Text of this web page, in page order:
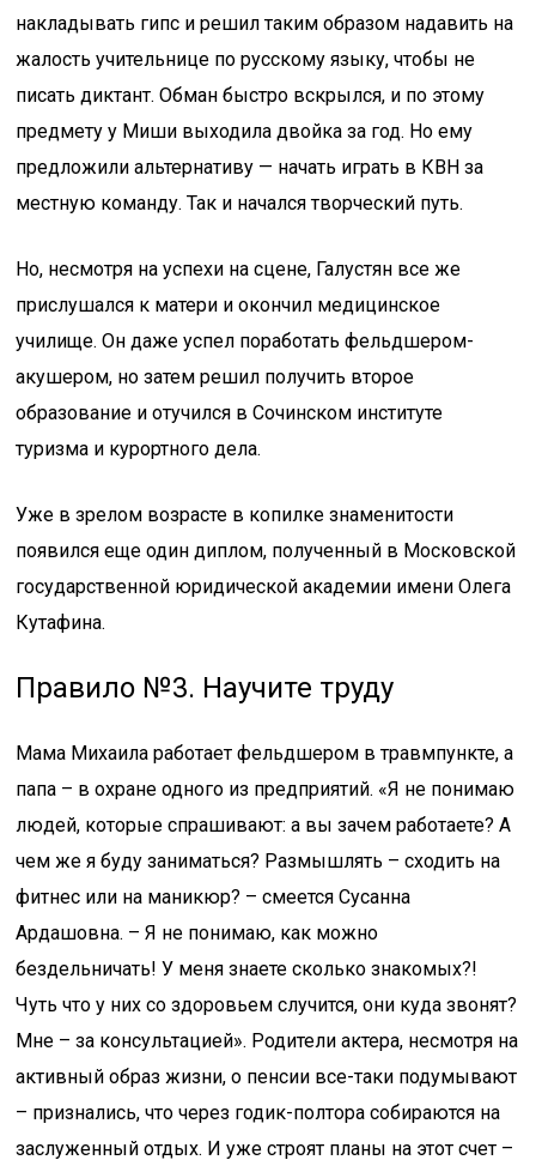
накладывать гипс и решил таким образом надавить на
жалость учительнице по русскому языку, чтобы не
писать диктант. Обман быстро вскрылся, и по этому
предмету у Миши выходила двойка за год. Но ему
предложили альтернативу — начать играть в КВН за
местную команду. Так и начался творческий путь.
Но, несмотря на успехи на сцене, Галустян все же
прислушался к матери и окончил медицинское
училище. Он даже успел поработать фельдшером-
акушером, но затем решил получить второе
образование и отучился в Сочинском институте
туризма и курортного дела.
Уже в зрелом возрасте в копилке знаменитости
появился еще один диплом, полученный в Московской
государственной юридической академии имени Олега
Кутафина.
Правило №3. Научите труду
Мама Михаила работает фельдшером в травмпункте, а
папа – в охране одного из предприятий. «Я не понимаю
людей, которые спрашивают: а вы зачем работаете? А
чем же я буду заниматься? Размышлять – сходить на
фитнес или на маникюр? – смеется Сусанна
Ардашовна. – Я не понимаю, как можно
бездельничать! У меня знаете сколько знакомых?!
Чуть что у них со здоровьем случится, они куда звонят?
Мне – за консультацией». Родители актера, несмотря на
активный образ жизни, о пенсии все-таки подумывают
– признались, что через годик-полтора собираются на
заслуженный отдых. И уже строят планы на этот счет –